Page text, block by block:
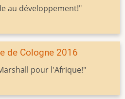
au développement!"
de Cologne 2016
pour l'Afrique!"